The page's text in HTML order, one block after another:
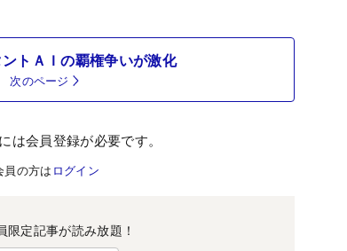
トＡＩの覇権争いが激化
次のページ
は会員登録が必要です。
員の方は ログイン
限定記事が読み放題！